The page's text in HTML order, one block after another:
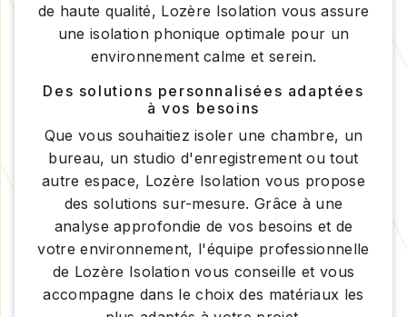
de haute qualité, Lozère Isolation vous assure
une isolation phonique optimale pour un
environnement calme et serein.
Des solutions personnalisées adaptées
à vos besoins
Que vous souhaitiez isoler une chambre, un
bureau, un studio d'enregistrement ou tout
autre espace, Lozère Isolation vous propose
des solutions sur-mesure. Grâce à une
analyse approfondie de vos besoins et de
votre environnement, l'équipe professionnelle
de Lozère Isolation vous conseille et vous
accompagne dans le choix des matériaux les